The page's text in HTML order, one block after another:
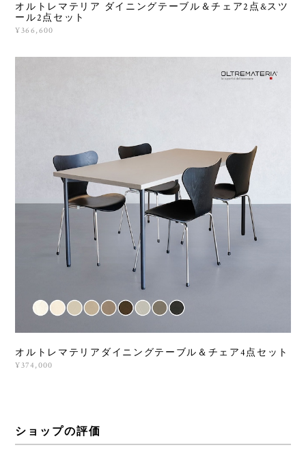
オルトレマテリア ダイニングテーブル＆チェア2点&スツ
ール2点セット
¥366,600
オルトレマテリアダイニングテーブル＆チェア4点セット
¥374,000
ショップの評価